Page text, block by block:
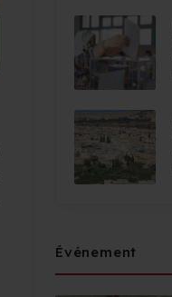
Événement